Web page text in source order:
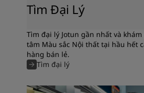
Tìm Đại Lý
Tìm đại lý Jotun gần nhất và
tâm Màu sắc Nội thất tại hầu hết
hàng bán lẻ.
Tìm đại lý